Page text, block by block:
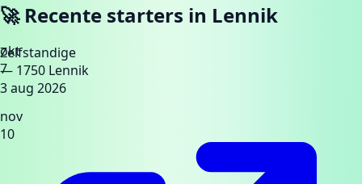
okt
7
nov
10
🚀 Recente starters in Lennik
Zelfstandige
— 1750 Lennik
3 aug 2026